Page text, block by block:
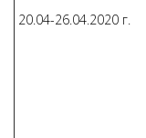
20.04-26.04.2020 г.